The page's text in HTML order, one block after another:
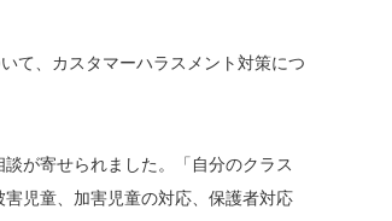
て、カスタマーハラスメント対策につ
が寄せられました。「自分のクラス
児童、加害児童の対応、保護者対応